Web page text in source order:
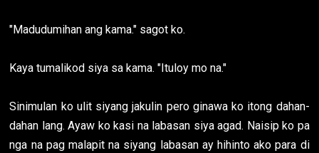
"Madudumihan ang kama." sagot ko.
Kaya tumalikod siya sa kama. "Ituloy mo na."
Sinimulan ko ulit siyang jakulin pero ginawa ko itong dahan-
dahan lang. Ayaw ko kasi na labasan siya agad. Naisip ko pa
nga na pag malapit na siyang labasan ay hihinto ako para di